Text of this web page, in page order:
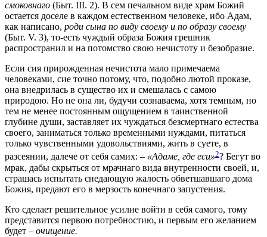
смоковнаго (Быт. III. 2). В сем печальном виде храм Божий
остается доселе в каждом естественном человеке, ибо Адам,
как написано, роди сына по виду своему и по образу своему
(Быт. V. 3), то-есть чуждый образа Божия грешник
распространил и на потомство свою нечистоту и безобразие.
Если сия прирожденная нечистота мало примечаема
человеками, сие точно потому, что, подобно лютой проказе,
она внедрилась в существо их и смешалась с самою
природою. Но не она ли, будучи сознаваема, хотя темным, но
тем не менее постоянным ощущением в таинственной
глубине души, заставляет их чуждаться безсмертнаго естества
своего, заниматься только временными нуждами, питаться
только чувственными удовольствиями, жить в суете, в
разсеянии, далече от себя самих: – «Адаме, где еси»2? Бегут во
мрак, дабы скрыться от мрачнаго вида внутренности своей, и,
страшась испытать снедающую жалость обветшавшаго дома
Божия, предают его в мерзость конечнаго запустения.
Кто сделает решительное усилие войти в себя самого, тому
представится первою потребностию, и первым его желанием
будет – очищение.